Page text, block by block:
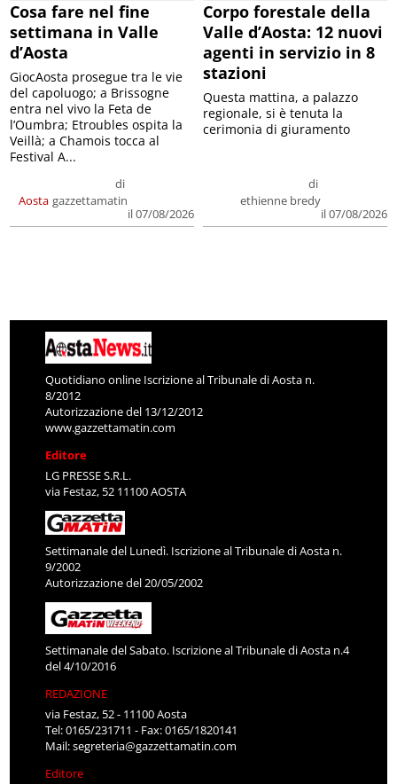
Cosa fare nel fine
settimana in Valle
d’Aosta
Aosta
di
gazzettamatin
il 07/08/2026
GiocAosta prosegue tra le vie
del capoluogo; a Brissogne
entra nel vivo la Feta de
l’Oumbra; Etroubles ospita la
Veillà; a Chamois tocca al
Festival A...
Corpo forestale della
Valle d’Aosta: 12 nuovi
agenti in servizio in 8
stazioni
di
ethienne bredy
il 07/08/2026
Questa mattina, a palazzo
regionale, si è tenuta la
cerimonia di giuramento
Quotidiano online Iscrizione al Tribunale di Aosta n.
8/2012
Autorizzazione del 13/12/2012
www.gazzettamatin.com
Editore
LG PRESSE S.R.L.
via Festaz, 52 11100 AOSTA
Settimanale del Lunedì. Iscrizione al Tribunale di Aosta n.
9/2002
Autorizzazione del 20/05/2002
Settimanale del Sabato. Iscrizione al Tribunale di Aosta n.4
del 4/10/2016
REDAZIONE
via Festaz, 52 - 11100 Aosta
Tel: 0165/231711 - Fax: 0165/1820141
Mail:segreteria@gazzettamatin.com
Editore